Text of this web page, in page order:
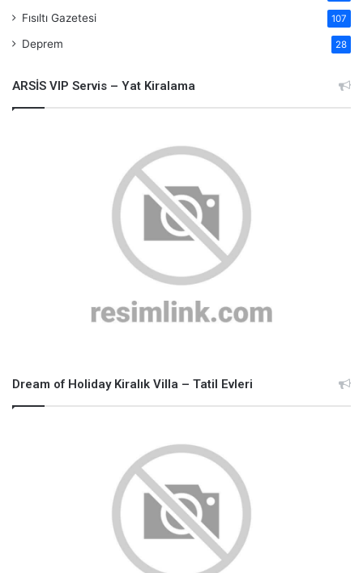
Fısıltı Gazetesi 107
Deprem 28
ARSİS VIP Servis – Yat Kiralama
Dream of Holiday Kiralık Villa – Tatil Evleri